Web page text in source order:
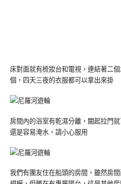
床對面就有梳妝台和電視，連結著二
個，四天三夜的衣服都可以拿出來掛
房間內的浴室有乾濕分離，關起拉門
還是容易淹水，請小心服用
我們有團友住在船頭的房間，雖然房